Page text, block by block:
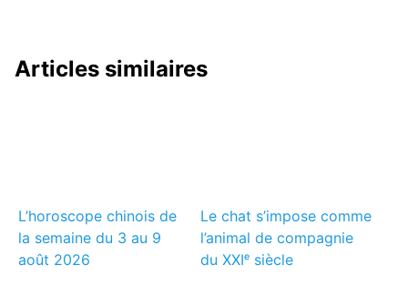
Articles similaires
L’horoscope chinois de
la semaine du 3 au 9
août 2026
Le chat s’impose comme
l’animal de compagnie
du XXIᵉ siècle